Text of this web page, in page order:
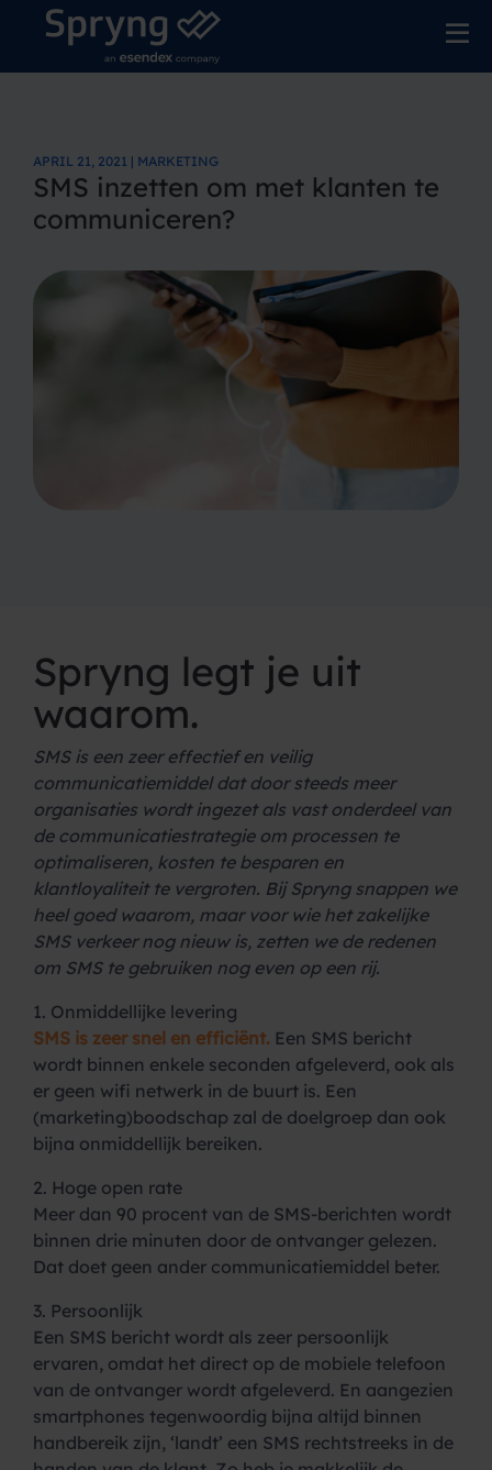
APRIL 21, 2021 | MARKETING
SMS inzetten om met klanten te
communiceren?
Spryng legt je uit
waarom.
SMS is een zeer effectief en veilig
communicatiemiddel dat door steeds meer
organisaties wordt ingezet als vast onderdeel van
de communicatiestrategie om processen te
optimaliseren, kosten te besparen en
klantloyaliteit te vergroten. Bij Spryng snappen we
heel goed waarom, maar voor wie het zakelijke
SMS verkeer nog nieuw is, zetten we de redenen
om SMS te gebruiken nog even op een rij.
1. Onmiddellijke levering
SMS is zeer snel en efficiënt. Een SMS bericht
wordt binnen enkele seconden afgeleverd, ook als
er geen wifi netwerk in de buurt is. Een
(marketing)boodschap zal de doelgroep dan ook
bijna onmiddellijk bereiken.
2. Hoge open rate
Meer dan 90 procent van de SMS-berichten wordt
binnen drie minuten door de ontvanger gelezen.
Dat doet geen ander communicatiemiddel beter.
3. Persoonlijk
Een SMS bericht wordt als zeer persoonlijk
ervaren, omdat het direct op de mobiele telefoon
van de ontvanger wordt afgeleverd. En aangezien
smartphones tegenwoordig bijna altijd binnen
handbereik zijn, ‘landt’ een SMS rechtstreeks in de